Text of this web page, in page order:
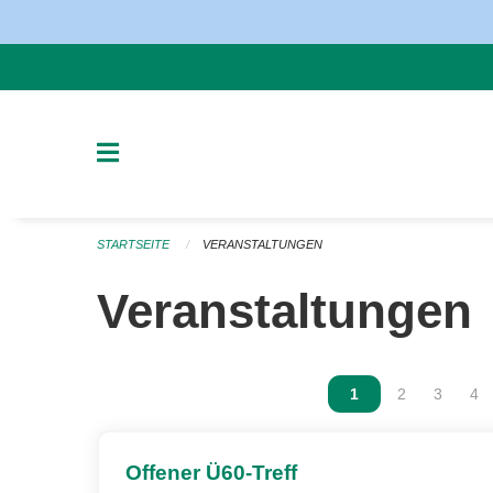
STARTSEITE VERANSTALTUNGEN
Veranstaltungen
Vous êtes sur la
1 Vous êtes
2 Vous
3 4
Offener Ü60-Treff